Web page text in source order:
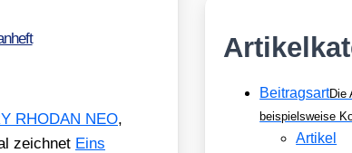
RHODAN NEO,
zeich­net Eins
BeitragsartDie
beispielsweise
Artikel